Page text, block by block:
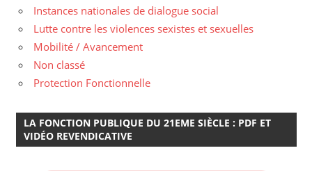
Instances nationales de dialogue social
Lutte contre les violences sexistes et sexuelles
Mobilité / Avancement
Non classé
Protection Fonctionnelle
LA FONCTION PUBLIQUE DU 21EME SIÈCLE : PDF ET
VIDÉO REVENDICATIVE